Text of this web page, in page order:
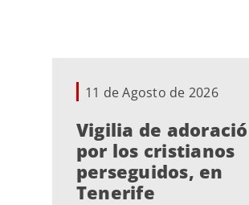
11 de Agosto de 2026
Vigilia de
por los cristianos
perseguidos, en
Tenerife